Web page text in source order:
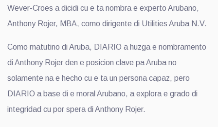
Wever-Croes a dicidi cu e ta nombra e experto Arubano,
Anthony Rojer, MBA, como dirigente di Utilities Aruba N.V.
Como matutino di Aruba, DIARIO a huzga e nombramento
di Anthony Rojer den e posicion clave pa Aruba no
solamente na e hecho cu e ta un persona capaz, pero
DIARIO a base di e moral Arubano, a explora e grado di
integridad cu por spera di Anthony Rojer.